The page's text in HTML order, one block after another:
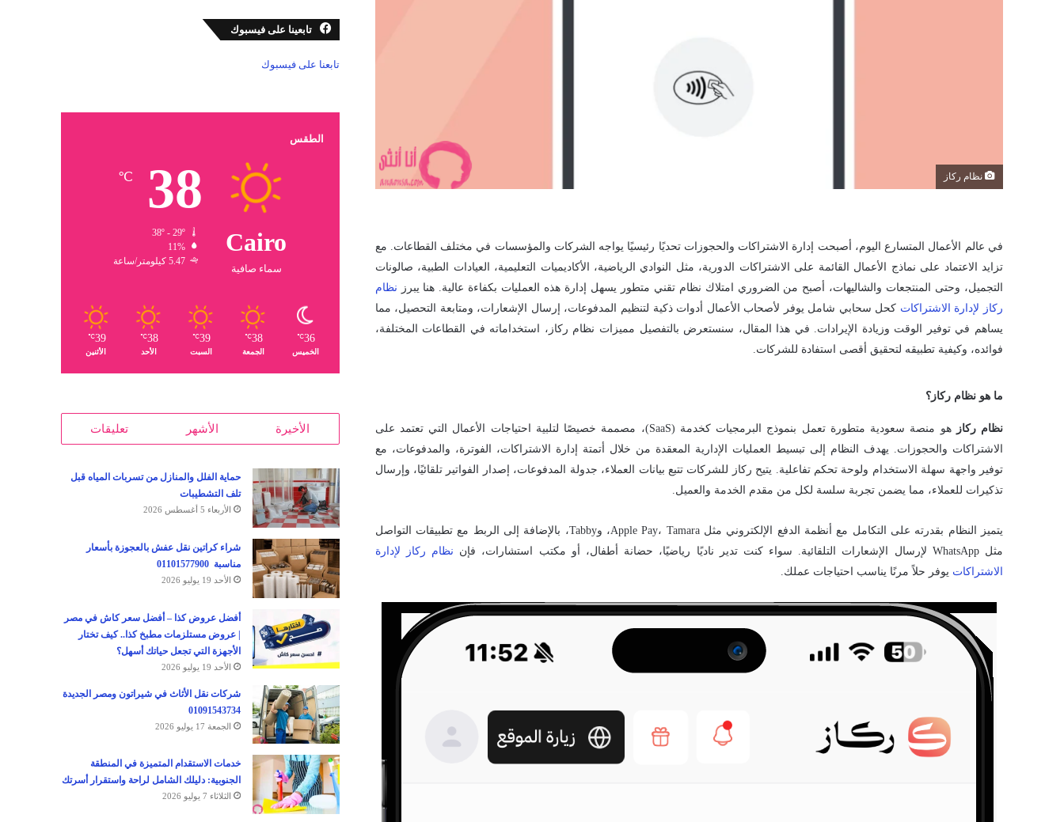
نظام ركاز
في عالم الأعمال المتسارع اليوم، أصبحت إدارة الاشتراكات والحجوزات تحديًا رئيسيًا يواجه الشركات والمؤسسات في مختلف القطاعات. مع
تزايد الاعتماد على نماذج الأعمال القائمة على الاشتراكات الدورية، مثل النوادي الرياضية، الأكاديميات التعليمية، العيادات الطبية، صالونات
التجميل، وحتى المنتجعات والشاليهات، أصبح من الضروري امتلاك نظام تقني متطور يسهل إدارة هذه العمليات بكفاءة عالية. هنا يبرز نظام
ركاز لإدارة الاشتراكات كحل سحابي شامل يوفر لأصحاب الأعمال أدوات ذكية لتنظيم المدفوعات، إرسال الإشعارات، ومتابعة التحصيل، مما
يساهم في توفير الوقت وزيادة الإيرادات. في هذا المقال، سنستعرض بالتفصيل مميزات نظام ركاز، استخداماته في القطاعات المختلفة،
فوائده، وكيفية تطبيقه لتحقيق أقصى استفادة للشركات.
ما هو نظام ركاز؟
نظام ركاز
هو منصة سعودية متطورة تعمل بنموذج البرمجيات كخدمة (SaaS)، مصممة خصيصًا لتلبية احتياجات الأعمال التي تعتمد على
الاشتراكات والحجوزات. يهدف النظام إلى تبسيط العمليات الإدارية المعقدة من خلال أتمتة إدارة الاشتراكات، الفوترة، والمدفوعات، مع
توفير واجهة سهلة الاستخدام ولوحة تحكم تفاعلية. يتيح ركاز للشركات تتبع بيانات العملاء، جدولة المدفوعات، إصدار الفواتير تلقائيًا، وإرسال
تذكيرات للعملاء، مما يضمن تجربة سلسة لكل من مقدم الخدمة والعميل.
يتميز النظام بقدرته على التكامل مع أنظمة الدفع الإلكتروني مثل Apple Pay، Tamara، وTabby، بالإضافة إلى الربط مع تطبيقات التواصل
مثل WhatsApp لإرسال الإشعارات التلقائية. سواء كنت تدير ناديًا رياضيًا، حضانة أطفال، أو مكتب استشارات، فإن
نظام ركاز لإدارة
الاشتراكات يوفر حلاً مرنًا يناسب احتياجات عملك.
تابعينا على فيسبوك
تابعنا على فيسبوك
الطقس
Cairo
سماء صافية
38
℃
11%
5.47 كيلومتر/ساعة
36
℃
الخميس
38
℃
الجمعة
39
℃
السبت
38
℃
الأحد
39
℃
الأثنين
الأخيرة الأشهر تعليقات
حماية الفلل والمنازل من تسربات المياه قبل
تلف التشطيبات
الأربعاء 5 أغسطس 2026
شراء كراتين نقل عفش بالعجوزة بأسعار
مناسبة 01101577900
الأحد 19 يوليو 2026
أفضل عروض كذا – أفضل سعر كاش في مصر
| عروض مستلزمات مطبخ كذا.. كيف تختار
الأجهزة التي تجعل حياتك أسهل؟
الأحد 19 يوليو 2026
شركات نقل الأثاث في شيراتون ومصر الجديدة
01091543734
الجمعة 17 يوليو 2026
خدمات الاستقدام المتميزة في المنطقة
الجنوبية: دليلك الشامل لراحة واستقرار أسرتك
الثلاثاء 7 يوليو 2026